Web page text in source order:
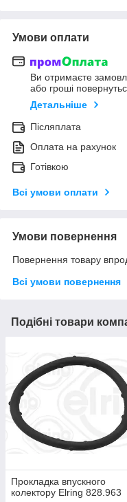
Умови оплати
Ви отримаєте
або гроші
Детальніше
Післяплата
Оплата на рахунок
Готівкою
Всі умови оплати
Умови повернення
Повернення товару
Всі умови повернення
Подібні товари
Прокладка впускного
колектору Elring 828.963